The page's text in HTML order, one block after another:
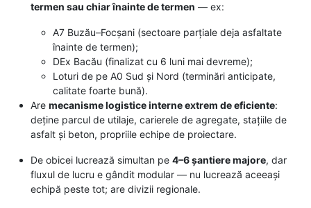
termen sau chiar înainte de termen — ex:
A7 Buzău–Focșani (sectoare parțiale deja asfaltate
înainte de termen);
DEx Bacău (finalizat cu 6 luni mai devreme);
Loturi de pe A0 Sud și Nord (terminări anticipate,
calitate foarte bună).
Are mecanisme logistice interne extrem de eficiente:
deține parcul de utilaje, carierele de agregate, stațiile de
asfalt și beton, propriile echipe de proiectare.
De obicei lucrează simultan pe 4–6 șantiere majore, dar
fluxul de lucru e gândit modular — nu lucrează aceeași
echipă peste tot; are divizii regionale.